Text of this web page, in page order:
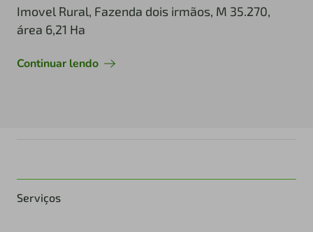
Imovel Rural, Fazenda dois irmãos, M 35.270,
área 6,21 Ha
Continuar lendo
Serviços